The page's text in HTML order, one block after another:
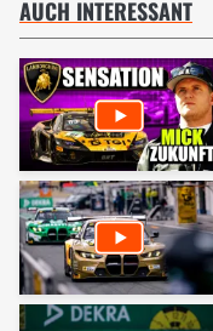
AUCH INTERESSANT